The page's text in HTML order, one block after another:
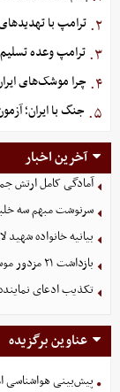
۲. ترامپ با
۳. ترامپ وعده
۴. چرا موشک‌های
۵. جنگ با ایران؛
آخرین اخبار
آمادگی کامل ارتش
سرنوشت مبهم سه
بیانیه خانواده
بازداشت ۲۱ مزدور موساد و ۴ شرور مسلح توسط وزارت اطلاعات
تکذیب ادعای
عناوین برگزیده
پیش‌بینی هواشناسی امروز